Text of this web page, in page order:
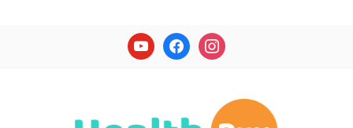
youtube facebookinstagram